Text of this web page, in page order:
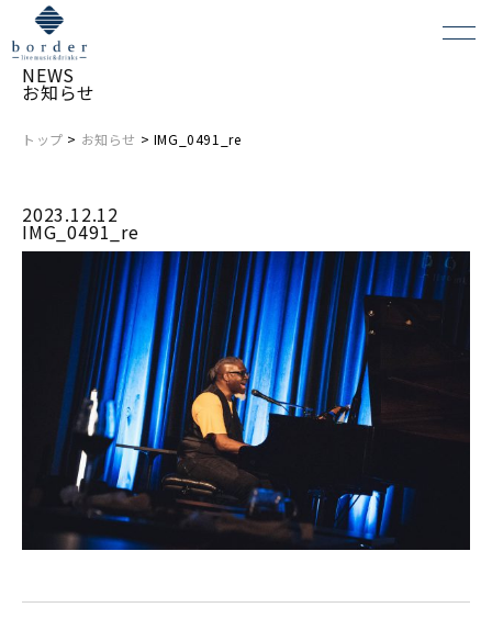
NEWS
お知らせ
トップ > お知らせ > IMG_0491_re
2023.12.12
IMG_0491_re